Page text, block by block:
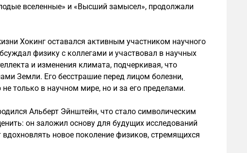
вселенные» и «Высший замысел», продолжали
Хокинг оставался активным участником научного
физику с коллегами и участвовал в научных
и изменения климата, подчеркивая, что
Земли. Его бесстрашие перед лицом болезни,
только в научном мире, но и за его пределами.
Альберт Эйнштейн, что стало символическим
он заложил основу для будущих исследований
новое поколение физиков, стремящихся